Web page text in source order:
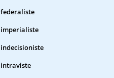
federaliste
imperialiste
indecisioniste
intraviste